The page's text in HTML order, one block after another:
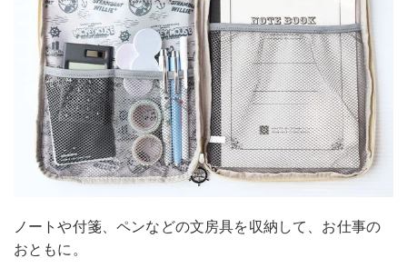
ノートや付箋、ペンなどの文房具を収納して、お仕事の
おともに。